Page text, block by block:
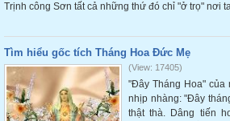
Trịnh công Sơn tất cả những thứ đó chỉ "ở trọ" nơi
Tìm hiểu gốc tích Tháng Hoa Đức Mẹ
(View: 17405)
"Đây Tháng Hoa" của
nhịp nhàng: "Đây
thật thà. Dâng tiến